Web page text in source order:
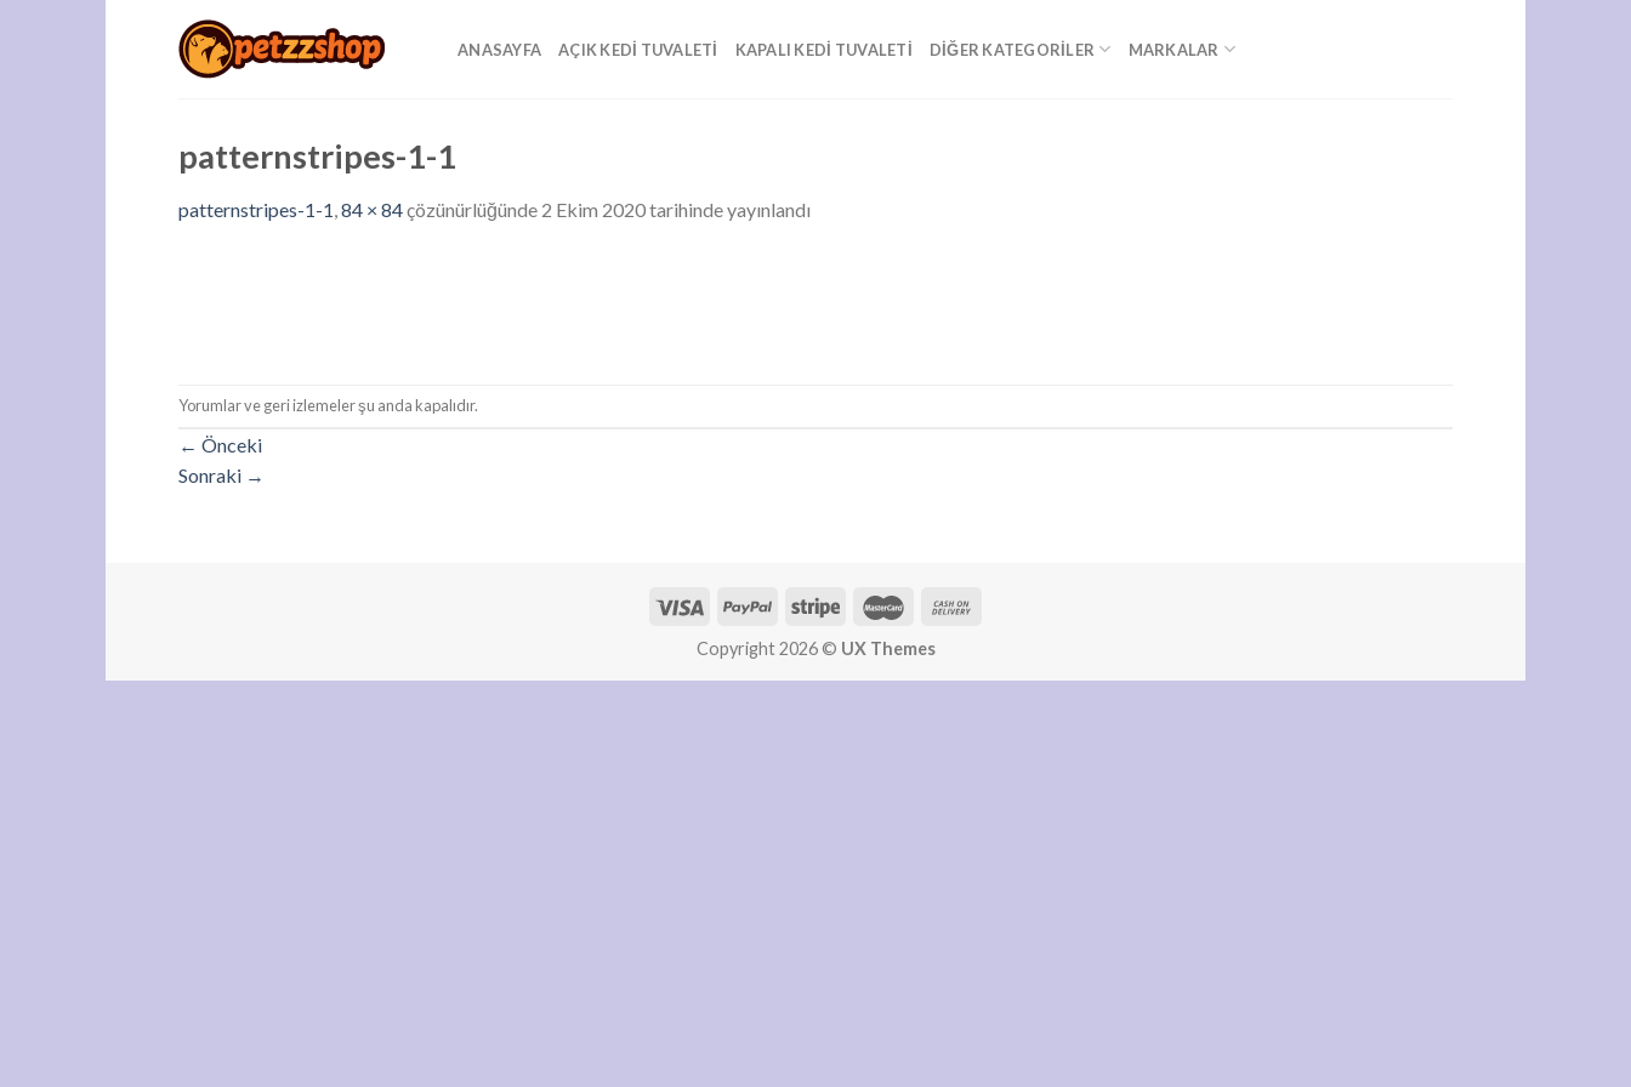
ANASAYFA AÇIK KEDI TUVALETI KAPALI KEDI TUVALETI DIĞER KATEGORILER MARKALAR
patternstripes-1-1
patternstripes-1-1 84 × 84çözünürlüğünde 2 Ekim 2020tarihinde yayınlandı
Yorumlar ve geri izlemeler şu anda kapalıdır.
← Önceki
Sonraki →
Copyright 2026 © UX Themes